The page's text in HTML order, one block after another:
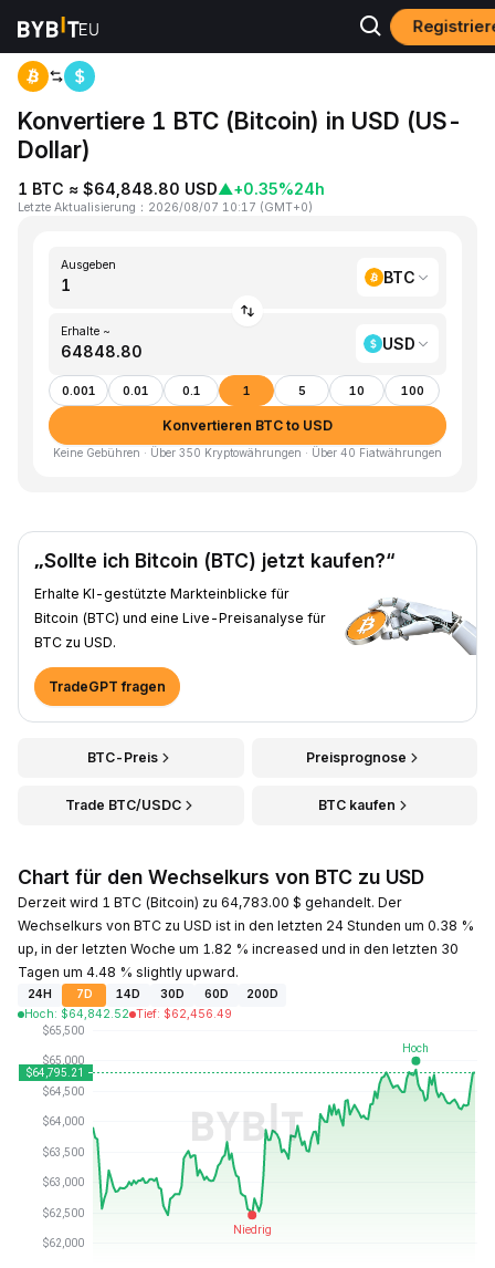
Home BTC to USD
Konvertiere 1 BTC (Bitcoin) in USD (US-
Dollar)
1 BTC ≈ $64,848.80 USD▲+0.35%24h
Letzte Aktualisierung ： 2026/08/07 10:17 (GMT+0)
Ausgeben
BTC
Erhalte ~
USD
0.001 0.01 0.1 1 5 10 100
Konvertieren BTC to USD
Keine Gebühren · Über 350 Kryptowährungen · Über 40 Fiatwährungen
„Sollte ich Bitcoin (BTC) jetzt kaufen?“
Erhalte KI-gestützte Markteinblicke für
Bitcoin (BTC) und eine Live-Preisanalyse für
BTC zu USD.
TradeGPT fragen
BTC-Preis Preisprognose
Trade BTC/USDC BTC kaufen
Chart für den Wechselkurs von BTC zu USD
Derzeit wird 1 BTC (Bitcoin) zu 64,783.00 $ gehandelt. Der
Wechselkurs von BTC zu USD ist in den letzten 24 Stunden um 0.38 %
up, in der letzten Woche um 1.82 % increased und in den letzten 30
Tagen um 4.48 % slightly upward.
24H 7D 14D 30D 60D
200D
Hoch: $64,842.52 Tief: $62,456.49
Zuletzt aktualisiert: 2026-08-07, 10:17 GMT+0